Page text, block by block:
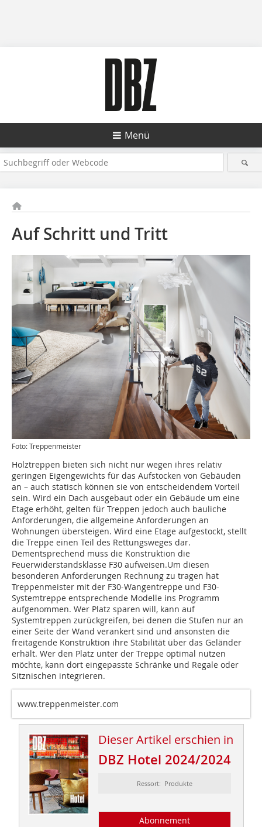
Menü
Auf Schritt und Tritt
Foto: Treppenmeister
Holztreppen bieten sich nicht nur wegen ihres relativ
geringen Eigengewichts für das Aufstocken von Gebäuden
an – auch statisch können sie von entscheidendem Vorteil
sein. Wird ein Dach ausgebaut oder ein Gebäude um eine
Etage erhöht, gelten für Treppen jedoch auch bauliche
Anforderungen, die allgemeine Anforderungen an
Wohnungen übersteigen. Wird eine Etage aufgestockt, stellt
die Treppe einen Teil des Rettungsweges dar.
Dementsprechend muss die Konstruktion die
Feuerwiderstandsklasse F30 aufweisen.Um diesen
besonderen Anforderungen Rechnung zu tragen hat
Treppenmeister mit der F30-Wangentreppe und F30-
Systemtreppe entsprechende Modelle ins Programm
aufgenommen. Wer Platz sparen will, kann auf
Systemtreppen zurückgreifen, bei denen die Stufen nur an
einer Seite der Wand verankert sind und ansonsten die
freitagende Konstruktion ihre Stabilität über das Geländer
erhält. Wer den Platz unter der Treppe optimal nutzen
möchte, kann dort eingepasste Schränke und Regale oder
Sitznischen integrieren.
www.treppenmeister.com
Dieser Artikel erschien in
DBZ Hotel 2024/2024
Ressort: Produkte
Abonnement